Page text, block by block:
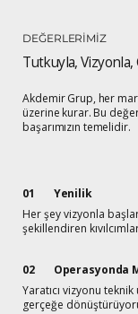
DEĞERLERİMİZ
Tutkuyla, Vizyonla,
Akdemir Grup, her
üzerine kurar. Bu
başarımızın temelidir.
01
Yenilik
Her şey vizyonla
şekillendiren
02
Operasyonda
Yaratıcı vizyonu
gerçeğe